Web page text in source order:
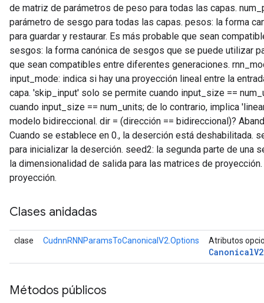
de matriz de parámetros de peso para todas las capas.
parámetro de sesgo para todas las capas. pesos: la forma
para guardar y restaurar. Es más probable que sean
sesgos: la forma canónica de sesgos que se puede utilizar
que sean compatibles entre diferentes generaciones.
input_mode: indica si hay una proyección lineal entre la
capa. 'skip_input' solo se permite cuando input_size ==
cuando input_size == num_units; de lo contrario, implica
modelo bidireccional. dir = (dirección == bidireccional)?
Cuando se establece en 0., la deserción está deshabilitada.
para inicializar la deserción. seed2: la segunda parte de una
la dimensionalidad de salida para las matrices de
proyección.
Clases anidadas
clase CudnnRNNParamsToCanonicalV2.Options Atributos
CanonicalV2
Métodos públicos